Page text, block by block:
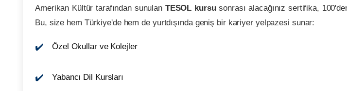
Amerikan Kültür tarafından sunulan TESOL kursusonrası alacağınız sertifika,
Bu, size hem Türkiye'de hem de yurtdışında geniş bir kariyer yelpazesi sunar:
Özel Okullar ve Kolejler
Yabancı Dil Kursları